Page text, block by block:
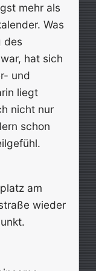
mehr als
Was
des
hat sich
und
liegt
nicht nur
schon
am
wieder